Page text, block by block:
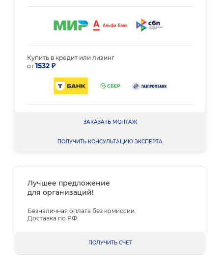
Купить в кредит или лизинг
от 1532 ₽
ЗАКАЗАТЬ МОНТАЖ
ПОЛУЧИТЬ КОНСУЛЬТАЦИЮ ЭКСПЕРТА
Лучшее предложение
для организаций!
Безналичная оплата без комиссии.
Доставка по РФ.
ПОЛУЧИТЬ СЧЕТ